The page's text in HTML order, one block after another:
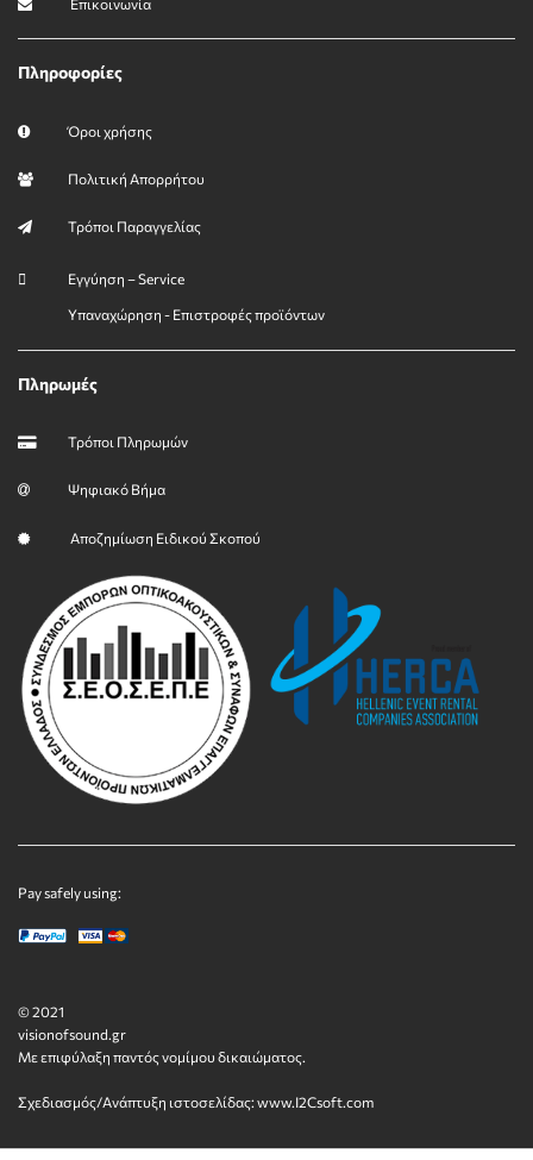
Πληροφορίες
Όροι χρήσης
Πολιτική Απορρήτου
Τρόποι Παραγγελίας
Εγγύηση – Service
Υπαναχώρηση - Επιστροφές προϊόντων
Πληρωμές
Τρόποι Πληρωμών
Ψηφιακό Βήμα
Αποζημίωση Ειδικού Σκοπού
© 2021
visionofsound.gr
Με επιφύλαξη παντός νομίμου δικαιώματος.
Σχεδιασμός/Ανάπτυξη ιστοσελίδας:www.I2Csoft.com
Pay safely using: